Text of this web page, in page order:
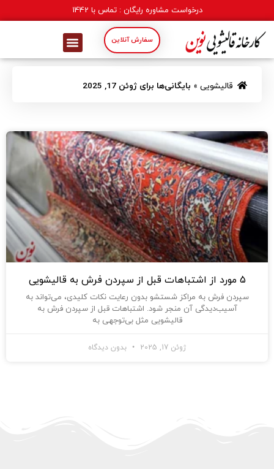
درخواست مشاوره رایگان : تماس با 1442
سفارش آنلاین
قالیشویی » بایگانی‌ها برای ژوئن 17, 2025
5 مورد از اشتباهات قبل از سپردن فرش به قالیشویی
سپردن فرش به مراکز شستشو بدون رعایت نکات کلیدی، می‌تواند به
آسیب‌دیدگی آن منجر شود. اشتباهات قبل از سپردن فرش به
قالیشویی مثل بی‌توجهی به
ژوئن 17, 2025 بدون دیدگاه